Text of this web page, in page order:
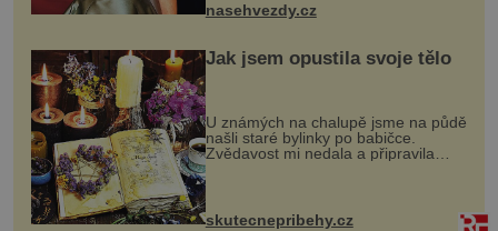
nasehvezdy.cz
Jak jsem opustila svoje tělo
U známých na chalupě jsme na půdě
našli staré bylinky po babičce.
Zvědavost mi nedala a připravila
jsem si z nich lektvar… Zimní pobyt
na chalupě se pro mě vlastní vinou
změnil v děsivý zážitek, na kt...
skutecnepribehy.cz